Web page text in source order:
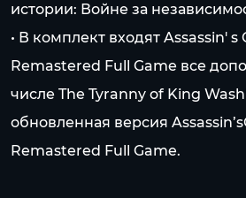
истории: Войне за
• В комплект входят Assassin' s
Remastered Full Game все
числе The Tyranny of King
обновленная версия
Remastered Full Game.